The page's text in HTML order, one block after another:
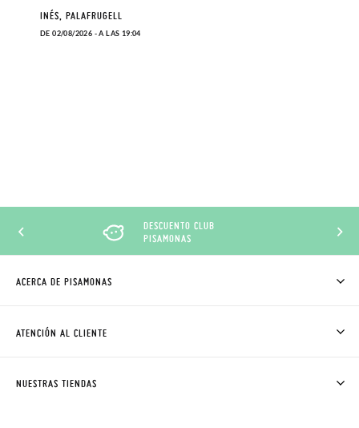
INÉS, PALAFRUGELL
DE 02/08/2026 - A LAS 19:04
DESCUENTO CLUB
PISAMONAS
ACERCA DE PISAMONAS
CÓMO COMPRAR
ATENCIÓN AL CLIENTE
NUESTRAS TIENDAS